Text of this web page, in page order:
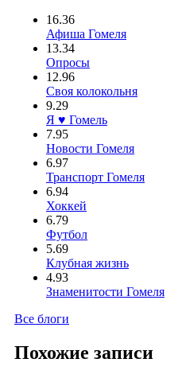
16.36
Афиша Гомеля
13.34
Опросы
12.96
Своя колокольня
9.29
Я ♥ Гомель
7.95
Новости Гомеля
6.97
Транспорт Гомеля
6.94
Хоккей
6.79
Футбол
5.69
Клубная жизнь
4.93
Знаменитости Гомеля
Все блоги
Похожие записи